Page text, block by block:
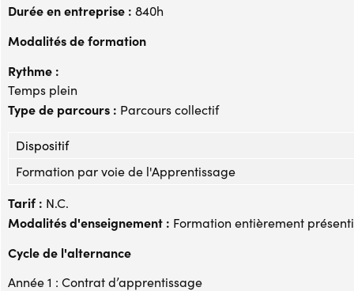
Durée en entreprise : 840h
Modalités de formation
Rythme :
Temps plein
Type de parcours : Parcours collectif
Dispositif
Formation par voie de l'Apprentissage
Tarif : N.C.
Modalités d'enseignement : Formation entièrement
Cycle de l'alternance
Année 1 : Contrat d’apprentissage